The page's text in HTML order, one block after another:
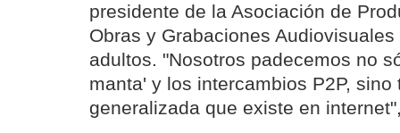
presidente de la Asociación de
Obras y Grabaciones Audiovisuales
adultos. "Nosotros padecemos no
manta' y los intercambios P2P,
generalizada que existe en